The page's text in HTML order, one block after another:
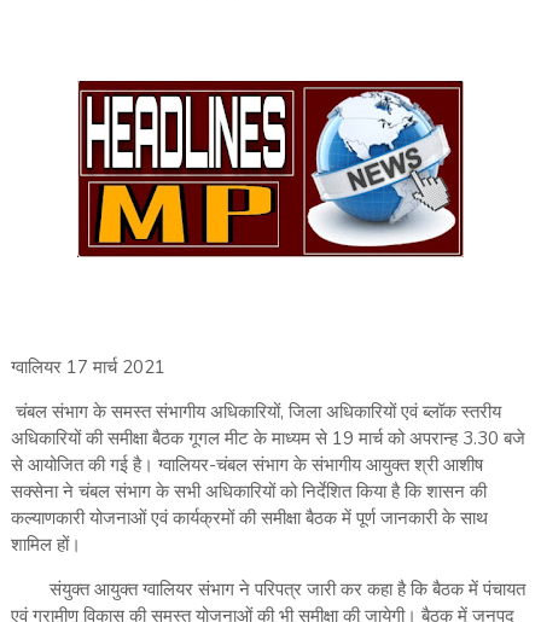
ग्वालियर 17 मार्च 2021
चंबल संभाग के समस्त संभागीय अधिकारियों, जिला अधिकारियों एवं ब्लॉक स्तरीय
अधिकारियों की समीक्षा बैठक गूगल मीट के माध्यम से 19 मार्च को अपरान्ह 3.30 बजे
से आयोजित की गई है। ग्वालियर-चंबल संभाग के संभागीय आयुक्त श्री आशीष
सक्सेना ने चंबल संभाग के सभी अधिकारियों को निर्देशित किया है कि शासन की
कल्याणकारी योजनाओं एवं कार्यक्रमों की समीक्षा बैठक में पूर्ण जानकारी के साथ
शामिल हों।
संयुक्त आयुक्त ग्वालियर संभाग ने परिपत्र जारी कर कहा है कि बैठक में पंचायत
एवं ग्रामीण विकास की समस्त योजनाओं की भी समीक्षा की जायेगी। बैठक में जनपद